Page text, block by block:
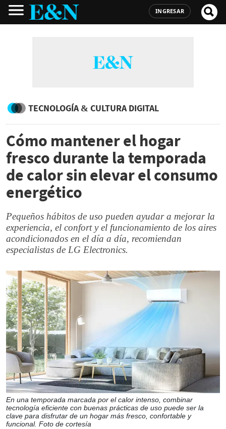
INGRESAR
TECNOLOGÍA & CULTURA DIGITAL
Cómo mantener el hogar
fresco durante la temporada
de calor sin elevar el consumo
energético
Pequeños hábitos de uso pueden ayudar a mejorar la
experiencia, el confort y el funcionamiento de los aires
acondicionados en el día a día, recomiendan
especialistas de LG Electronics.
En una temporada marcada por el calor intenso, combinar
tecnología eficiente con buenas prácticas de uso puede ser la
clave para disfrutar de un hogar más fresco, confortable y
funcional. Foto de cortesía